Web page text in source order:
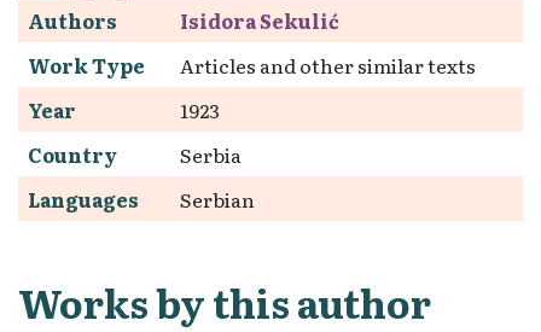
Authors
Isidora Sekulić
Work Type
Articles and other similar texts
Year
1923
Country
Serbia
Languages
Serbian
Works by this author